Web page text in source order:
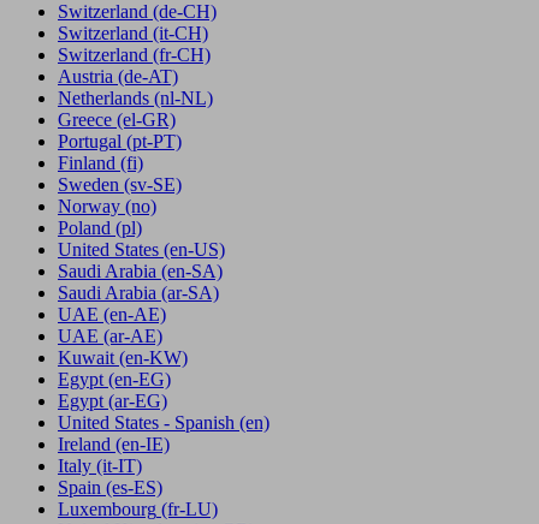
Switzerland (de-CH)
Switzerland (it-CH)
Switzerland (fr-CH)
Austria (de-AT)
Netherlands (nl-NL)
Greece (el-GR)
Portugal (pt-PT)
Finland (fi)
Sweden (sv-SE)
Norway (no)
Poland (pl)
United States (en-US)
Saudi Arabia (en-SA)
Saudi Arabia (ar-SA)
UAE (en-AE)
UAE (ar-AE)
Kuwait (en-KW)
Egypt (en-EG)
Egypt (ar-EG)
United States - Spanish (en)
Ireland (en-IE)
Italy (it-IT)
Spain (es-ES)
Luxembourg (fr-LU)